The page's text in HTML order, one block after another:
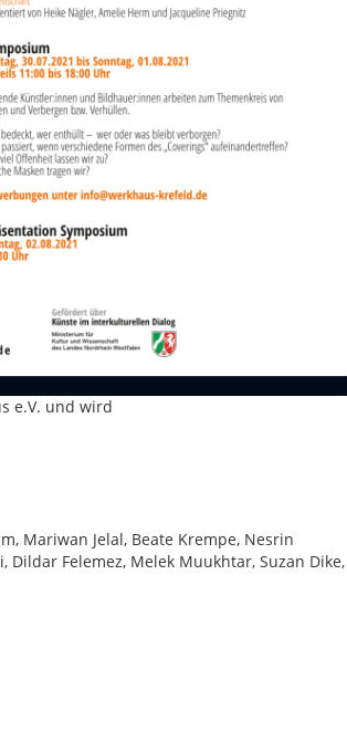
e.V. und wird
Mariwan Jelal, Beate Krempe, Nesrin
Dildar Felemez, Melek Muukhtar, Suzan Dike,